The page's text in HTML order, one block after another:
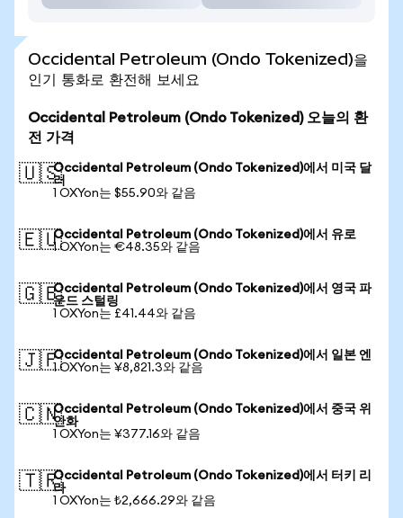
Occidental Petroleum (Ondo Tokenized)을
인기 통화로 환전해 보세요
Occidental Petroleum (Ondo Tokenized) 오늘의 환
전 가격
🇺🇸Occidental Petroleum (Ondo Tokenized)에서 미국 달
러
1 OXYon는 $55.90와 같음
🇪🇺Occidental Petroleum (Ondo Tokenized)에서 유로
1 OXYon는 €48.35와 같음
🇬🇧Occidental Petroleum (Ondo Tokenized)에서 영국 파
운드 스털링
1 OXYon는 £41.44와 같음
🇯🇵Occidental Petroleum (Ondo Tokenized)에서 일본 엔
1 OXYon는 ¥8,821.3와 같음
🇨🇳Occidental Petroleum (Ondo Tokenized)에서 중국 위
안화
1 OXYon는 ¥377.16와 같음
🇹🇷Occidental Petroleum (Ondo Tokenized)에서 터키 리
라
1 OXYon는 ₺2,666.29와 같음